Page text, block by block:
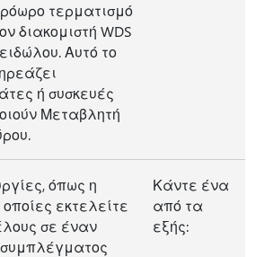
τερματισμό
διακομιστή WDS
Αυτό το
ή συσκευές
Μεταβλητή
όπως η
οποίες εκτελείτε
σε έναν
συμπλέγματος
Κάντε ένα
από τα
εξής: